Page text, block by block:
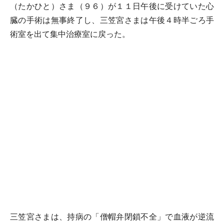
（たかひと）さま（９６）が１１日午後に受けていた心
臓の手術は無事終了し、三笠宮さまは午後４時半ごろ手
術室を出て集中治療室に戻った。
三笠宮さまは、持病の「僧帽弁閉鎖不全」で血液が逆流